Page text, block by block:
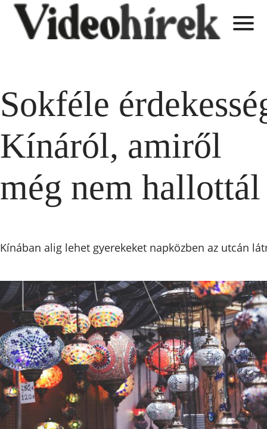
Sokféle
Kínáról, amiről
még nem hallottál
Kínában alig lehet gyerekeket napközben az utcán